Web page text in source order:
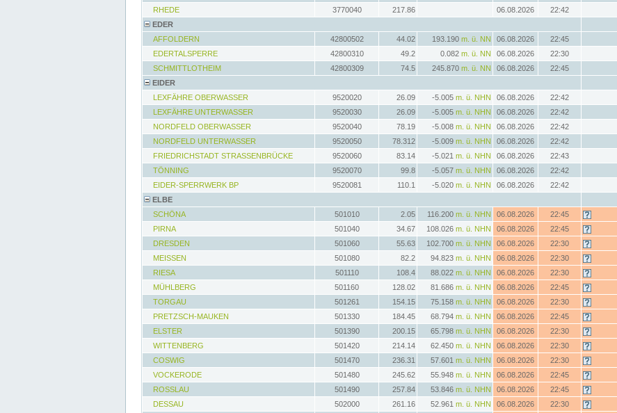
RHEDE
3770040 217.86 06.08.2026 22:42
EDER
AFFOLDERN
42800502 44.02 193.190 m. ü. NN 06.08.2026 22:45
EDERTALSPERRE
42800310 49.2 0.082 m. ü. NN 06.08.2026 22:30
SCHMITTLOTHEIM
42800309 74.5 245.870 m. ü. NN 06.08.2026 22:45
EIDER
LEXFÄHRE OBERWASSER
9520020 26.09 -5.005 m. ü. NHN 06.08.2026 22:42
LEXFÄHRE UNTERWASSER
9520030 26.09 -5.005 m. ü. NHN 06.08.2026 22:42
NORDFELD OBERWASSER
9520040 78.19 -5.008 m. ü. NHN 06.08.2026 22:42
NORDFELD UNTERWASSER
9520050 78.312 -5.009 m. ü. NHN 06.08.2026 22:42
FRIEDRICHSTADT STRASSENBRÜCKE
9520060 83.14 -5.021 m. ü. NHN 06.08.2026 22:43
TÖNNING
9520070 99.8 -5.057 m. ü. NHN 06.08.2026 22:42
EIDER-SPERRWERK BP
9520081 110.1 -5.020 m. ü. NHN 06.08.2026 22:42
ELBE
SCHÖNA
501010 2.05 116.200 m. ü. NHN 06.08.2026 22:45
PIRNA
501040 34.67 108.026 m. ü. NHN 06.08.2026 22:45
DRESDEN
501060 55.63 102.700 m. ü. NHN 06.08.2026 22:30
MEISSEN
501080 82.2 94.823 m. ü. NHN 06.08.2026 22:30
RIESA
501110 108.4 88.022 m. ü. NHN 06.08.2026 22:30
MÜHLBERG
501160 128.02 81.686 m. ü. NHN 06.08.2026 22:45
TORGAU
501261 154.15 75.158 m. ü. NHN 06.08.2026 22:30
PRETZSCH-MAUKEN
501330 184.45 68.794 m. ü. NHN 06.08.2026 22:45
ELSTER
501390 200.15 65.798 m. ü. NHN 06.08.2026 22:30
WITTENBERG
501420 214.14 62.450 m. ü. NHN 06.08.2026 22:30
COSWIG
501470 236.31 57.601 m. ü. NHN 06.08.2026 22:30
VOCKERODE
501480 245.62 55.948 m. ü. NHN 06.08.2026 22:45
ROSSLAU
501490 257.84 53.846 m. ü. NHN 06.08.2026 22:45
DESSAU
502000 261.16 52.961 m. ü. NHN 06.08.2026 22:30